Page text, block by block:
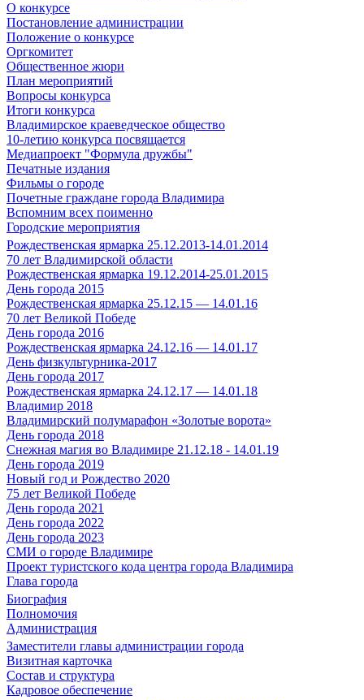
О конкурсе
Постановление администрации
Положение о конкурсе
Оргкомитет
Общественное жюри
План мероприятий
Вопросы конкурса
Итоги конкурса
Владимирское краеведческое общество
10-летию конкурса посвящается
Медиапроект "Формула дружбы"
Печатные издания
Фильмы о городе
Почетные граждане города Владимира
Вспомним всех поименно
Городские мероприятия
Рождественская ярмарка 25.12.2013-14.01.2014
70 лет Владимирской области
Рождественская ярмарка 19.12.2014-25.01.2015
День города 2015
Рождественская ярмарка 25.12.15 — 14.01.16
70 лет Великой Победе
День города 2016
Рождественская ярмарка 24.12.16 — 14.01.17
День физкультурника-2017
День города 2017
Рождественская ярмарка 24.12.17 — 14.01.18
Владимир 2018
Владимирский полумарафон «Золотые ворота»
День города 2018
Снежная магия во Владимире 21.12.18 - 14.01.19
День города 2019
Новый год и Рождество 2020
75 лет Великой Победе
День города 2021
День города 2022
День города 2023
СМИ о городе Владимире
Проект туристского кода центра города Владимира
Глава города
Биография
Полномочия
Администрация
Заместители главы администрации города
Визитная карточка
Состав и структура
Кадровое обеспечение